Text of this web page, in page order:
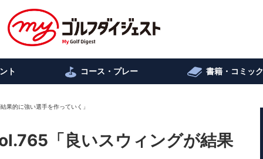
ト コース・プレー 書籍・コミック
果的に強い選手を作っていく」
「良いスウィングが結果